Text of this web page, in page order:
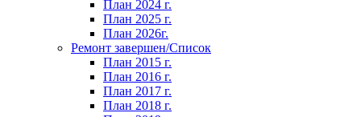
План 2024 г.
План 2025 г.
План 2026г.
Ремонт завершен/Список
План 2015 г.
План 2016 г.
План 2017 г.
План 2018 г.